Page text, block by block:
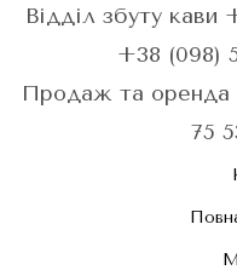
Відділ збуту кави
+38 (098)
Продаж та оренда
75